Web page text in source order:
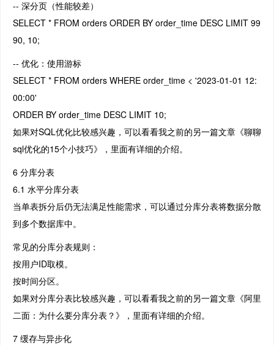
-- 深分页（性能较差）
SELECT * FROM orders ORDER BY order_time DESC LIMIT 99
90, 10;
-- 优化：使用游标
SELECT * FROM orders WHERE order_time < '2023-01-01 12:
00:00'
ORDER BY order_time DESC LIMIT 10;
如果对SQL优化比较感兴趣，可以看看我之前的另一篇文章《聊聊
sql优化的15个小技巧》，里面有详细的介绍。
6 分库分表
6.1 水平分库分表
当单表拆分后仍无法满足性能需求，可以通过分库分表将数据分散
到多个数据库中。
常见的分库分表规则：
按用户ID取模。
按时间分区。
如果对分库分表比较感兴趣，可以看看我之前的另一篇文章《阿里
二面：为什么要分库分表？》，里面有详细的介绍。
7 缓存与异步化